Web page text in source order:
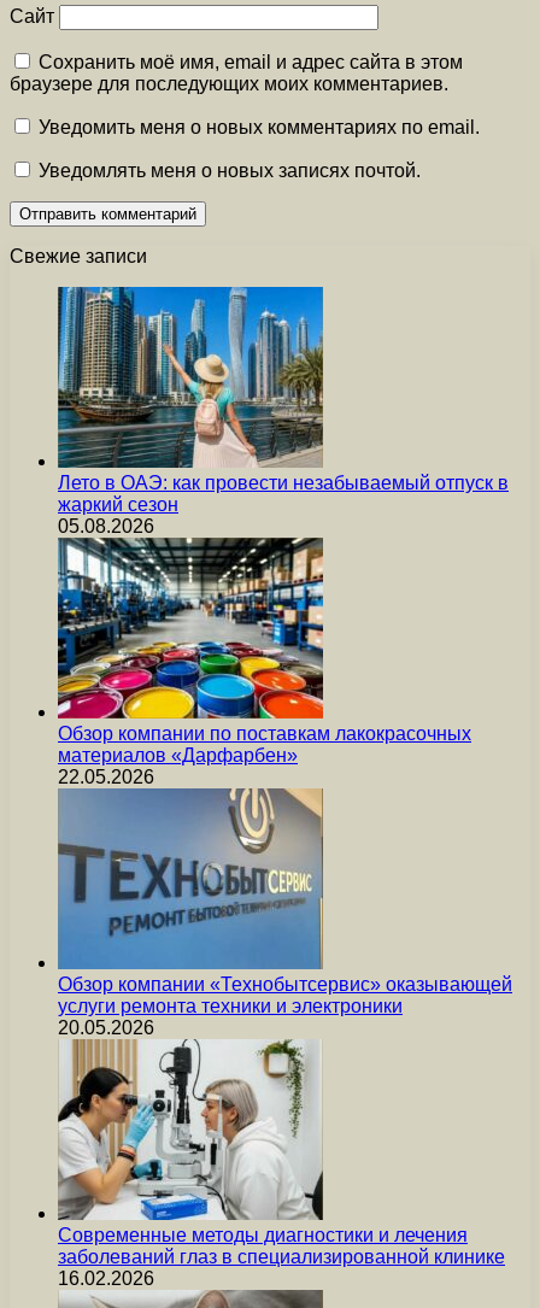
Сайт
Сохранить моё имя, email и адрес сайта в этом
браузере для последующих моих комментариев.
Уведомить меня о новых комментариях по email.
Уведомлять меня о новых записях почтой.
Свежие записи
Лето в ОАЭ: как провести незабываемый отпуск в
жаркий сезон
05.08.2026
Обзор компании по поставкам лакокрасочных
материалов «Дарфарбен»
22.05.2026
Обзор компании «Технобытсервис» оказывающей
услуги ремонта техники и электроники
20.05.2026
Современные методы диагностики и лечения
заболеваний глаз в специализированной клинике
16.02.2026